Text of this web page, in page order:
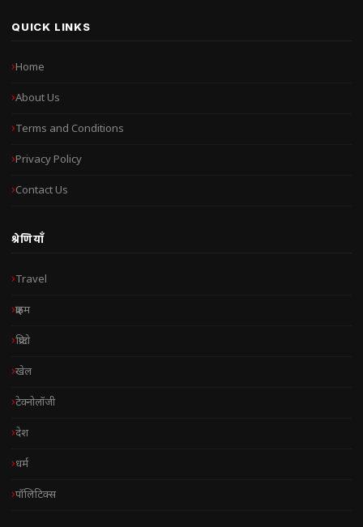
QUICK LINKS
Home
About Us
Terms and Conditions
Privacy Policy
Contact Us
श्रेणियाँ
Travel
क्राइम
क्रिप्टो
खेल
टेक्नोलॉजी
देश
धर्म
पॉलिटिक्स